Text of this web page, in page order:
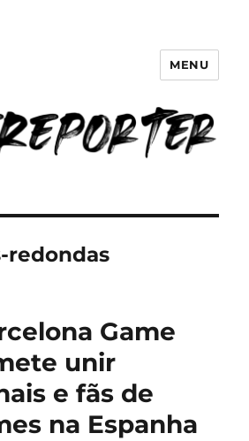
| Cultura Gamer
MENU
redondas
Game
unir
e fãs de
na Espanha